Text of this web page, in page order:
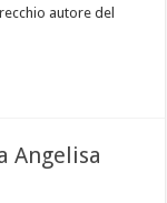
autore del
Angelisa